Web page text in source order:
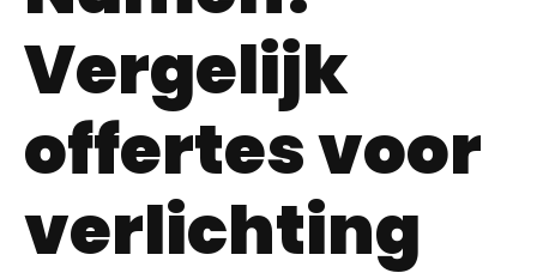
Vergelijk
offertes voor
verlichting